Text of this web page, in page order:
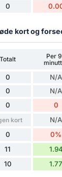
0
kort og
Totalt
Per
0 N/A
0 N/A
0 0
kort N/A
0 0%
11 1.94
10 1.77